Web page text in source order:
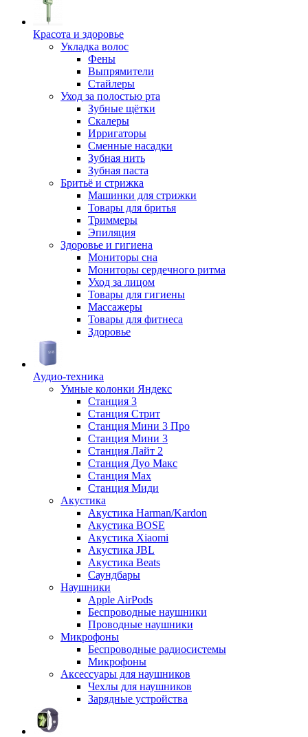
Красота и здоровье
Укладка волос
Фены
Выпрямители
Стайлеры
Уход за полостью рта
Зубные щётки
Скалеры
Ирригаторы
Сменные насадки
Зубная нить
Зубная паста
Бритьё и стрижка
Машинки для стрижки
Товары для бритья
Триммеры
Эпиляция
Здоровье и гигиена
Мониторы сна
Мониторы сердечного ритма
Уход за лицом
Товары для гигиены
Массажеры
Товары для фитнеса
Здоровье
Аудио-техника
Умные колонки Яндекс
Станция 3
Станция Стрит
Станция Мини 3 Про
Станция Мини 3
Станция Лайт 2
Станция Дуо Макс
Станция Max
Станция Миди
Акустика
Акустика Harman/Kardon
Акустика BOSE
Акустика Xiaomi
Акустика JBL
Акустика Beats
Саундбары
Наушники
Apple AirPods
Беспроводные наушники
Проводные наушники
Микрофоны
Беспроводные радиосистемы
Микрофоны
Аксессуары для наушников
Чехлы для наушников
Зарядные устройства